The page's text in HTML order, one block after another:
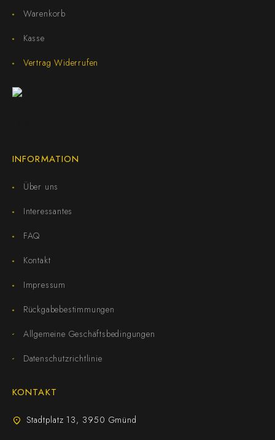
Warenkorb
Kasse
Vertrag Widerrufen
INFORMATION
Über uns
Interessantes
FAQ
Kontakt
Impressum
Rückgabebestimmungen
Allgemeine Geschäftsbedingungen
Datenschutzrichtlinie
KONTAKT
Stadtplatz 13, 3950 Gmünd